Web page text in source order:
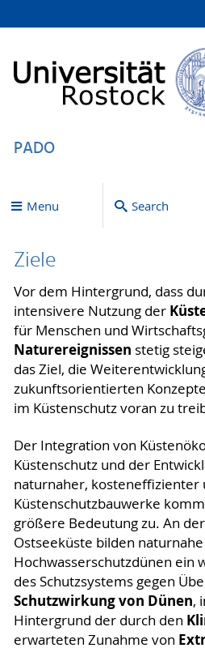
PADO
Menu Search
Ziele
Vor dem Hintergrund, dass
intensivere Nutzung der
für Menschen und
Naturereignissen stetig
das Ziel, die
zukunftsorientierten
im Küstenschutz voran zu
Der Integration von
Küstenschutz und der
naturnaher, kosteneffizienter
Küstenschutzbauwerke
größere Bedeutung zu. An
Ostseeküste bilden naturnahe
Hochwasserschutzdünen ein
des Schutzsystems gegen
Schutzwirkung von Dünen,
Hintergrund der durch den
erwarteten Zunahme von